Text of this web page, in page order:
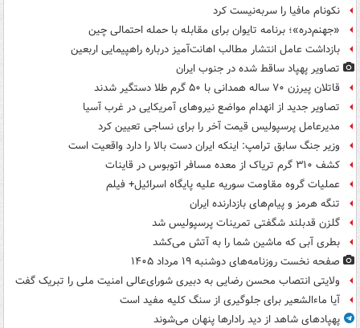
نکونام مافیا را سربه‌نیست کرد
«جهنم‌دره»؛ برنامه تایوان برای مقابله با حمله احتمالی چین
بازداشت عامل انتشار مطالب اهانت‌آمیز درباره راهپیمایی اربعین
تصاویر پهپاد ساقط شده در جنوب ایران
قاتلان پیرزن ۷۰ ساله همدانی با ۵۰ گرم طلا دستگیر شدند
تصاویر جدید از انهدام مواضع نیروهای آمریکایی در غرب آسیا
مدیرعامل پرسپولیس قیمت آخر را برای نساجی تعیین کرد
وزیر جنگ سابق ترامپ: اینکه ایران دست بالا را دارد واقعیت است
کشف ۳۱۰ گرم تریاک از معده مسافر اتوبوس در قاینات
عملیات گروه مقاومت سوریه علیه پایگاه اسرائیل+ فیلم
تنگه هرمز و پیام‌های بازدارنده ایران
گلزن قدبلند شگفتی تمرینات پرسپولیس شد
بطری آبی که ماشین شما را به آتش می‌کشد
صفحه نخست روزنامه‌های دوشنبه ۱۹ مرداد ۱۴۰۵
ولایتی انتصاب محسن رضایی به دبیری شورای‌عالی امنیت ملی را تبریک گفت
آیا ماءالشعیر برای جلوگیری از سنگ کلیه مفید است
پهپادهای شاهد از دید رادارها پنهان می‌شوند